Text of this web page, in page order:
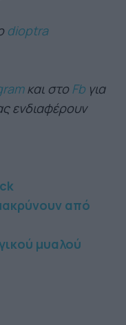
dioptra
και στο Fb για
ενδιαφέρουν
από
μυαλού